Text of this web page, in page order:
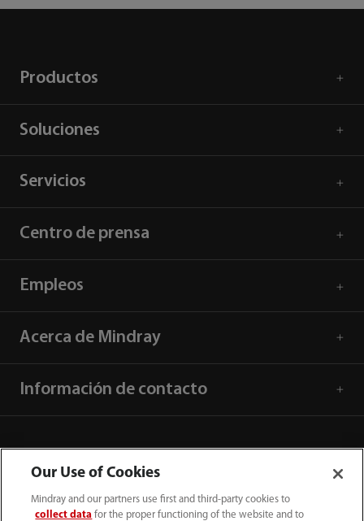
Productos
Soluciones
Servicios
Centro de prensa
Empleos
Acerca de Mindray
Información de contacto
Our Use of Cookies
Mindray and our partners use first and third-party cookies to
collect data for the proper functioning of the website and to